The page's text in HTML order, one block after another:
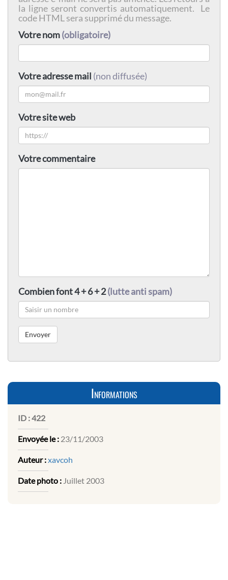
la ligne seront convertis automatiquement. Le
code HTML sera supprimé du message.
Votre nom(obligatoire)
Votre adresse mail (non diffusée)
Votre site web
Votre commentaire
Combien font 4 + 6 + 2(lutte anti spam)
Informations
ID :422
Envoyée le : 23/11/2003
Auteur :xavcoh
Date photo : Juillet 2003